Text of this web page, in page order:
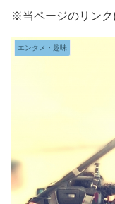
※当ページのリンク
エンタメ・趣味